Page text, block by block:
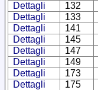
Dettagli
132
Dettagli
133
Dettagli
141
Dettagli
145
Dettagli
147
Dettagli
149
Dettagli
173
Dettagli
175